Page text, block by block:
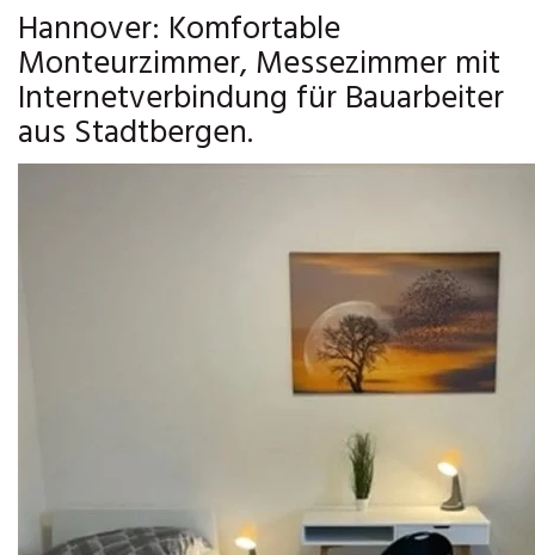
Hannover: Komfortable
Monteurzimmer, Messezimmer mit
Internetverbindung für Bauarbeiter
aus Stadtbergen.